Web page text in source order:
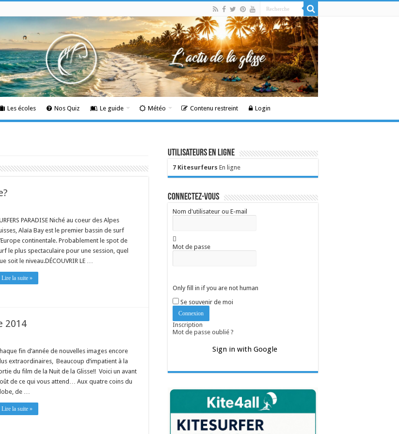
Les écoles Nos Quiz Le guide Météo Contenu restreint Login
PARADISE Niché au coeur des Alpes
Alaïa Bay est le premier bassin de surf
continentale. Probablement le spot de
le plus spectaculaire pour une session, quel
soit le niveau.DÉCOUVRIR LE …
Lire la suite »
2014
fin d’année de nouvelles images encore
extraordinaires, Beaucoup d’impatient à la
du film de la Nuit de la Glisse!! Voici un avant
de ce qui vous attend… Aux quatre coins du
de …
Lire la suite »
Utilisateurs en ligne
7 Kitesurfeurs En ligne
Connectez-vous
Nom d'utilisateur ou E-mail
Mot de passe
Only fill in if you are not human
Se souvenir de moi
Inscription
Mot de passe oublié ?
Sign in with Google